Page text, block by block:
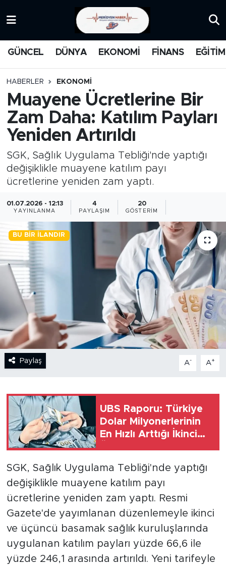
GÜNCEL DÜNYA EKONOMİ FİNANS EĞİTİM
HABERLER EKONOMİ
Muayene Ücretlerine Bir
Zam Daha: Katılım Payları
Yeniden Artırıldı
SGK, Sağlık Uygulama Tebliği'nde yaptığı
değişiklikle muayene katılım payı
ücretlerine yeniden zam yaptı.
01.07.2026 - 12:13
YAYINLANMA
4
PAYLAŞIM
20
GÖSTERIM
BU BIR İLANDIR
Paylaş A- A+
UBS Raporu: Türkiye
Dolar Milyonerlerinin
En Hızlı Arttığı İkinci
SGK, Sağlık Uygulama Tebliği'nde yaptığı
değişiklikle muayene katılım payı
ücretlerine yeniden zam yaptı. Resmi
Gazete'de yayımlanan düzenlemeyle ikinci
ve üçüncü basamak sağlık kuruluşlarında
uygulanan katılım payları yüzde 66,6 ile
yüzde 246,1 arasında artırıldı. Yeni tarifeyle
MEDYA
FİNANS
DÜNYA
BİLİM-TEKNOLOJİ
RÖPÖRTAJ
ANALİZ
NOSTALJİ
KULİS
DİNİ
POLİTİKA
EKONOMİ
SPOR
KÜLTÜR SANAT
YAŞAM
TARİHTEN GÜNÜMÜZE
İstanbul Namaz Vakitleri
Trafik Durumu
Süper Lig Puan Durumu ve Fikstür
Tüm Manşetler